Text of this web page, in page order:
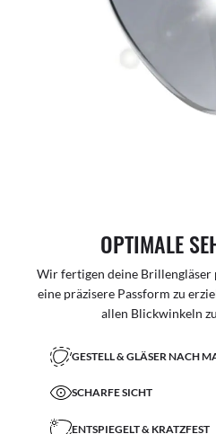
OPTIMALE
Wir fertigen deine Brillengläser
eine präzisere Passform zu
allen Blickwinkeln
GESTELL & GLÄSER NACH
SCHARFE SICHT
ENTSPIEGELT & KRATZFEST